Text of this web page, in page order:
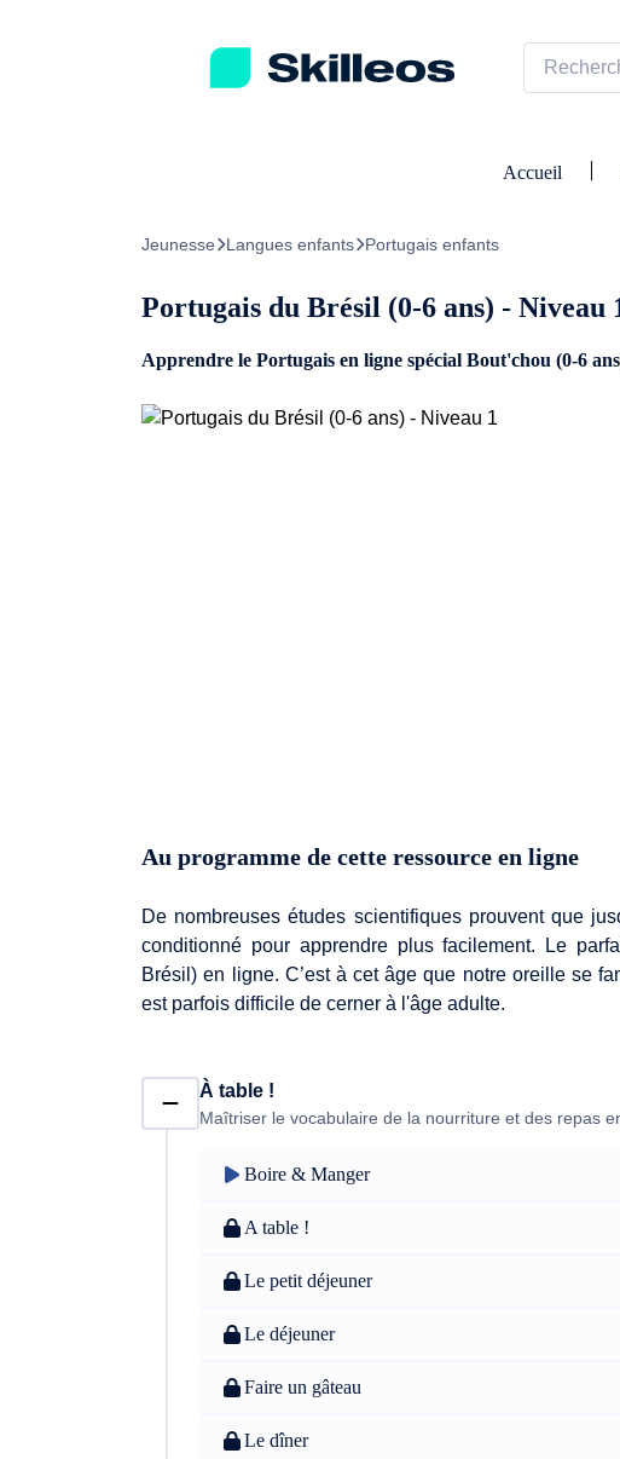
Passez directement au contenu principal
Accueil
Jeunesse Langues enfants Portugais enfants
Portugais du Brésil (0-6 ans) - Niveau
Apprendre le Portugais en ligne spécial Bout'chou (0-6
Au programme de cette ressource en ligne
De nombreuses études scientifiques prouvent que
conditionné pour apprendre plus facilement. Le
Brésil) en ligne. C’est à cet âge que notre oreille se
est parfois difficile de cerner à l'âge adulte.
À table !
Maîtriser le vocabulaire de la nourriture et des repas
Boire & Manger
A table !
Le petit déjeuner
Le déjeuner
Faire un gâteau
Le dîner